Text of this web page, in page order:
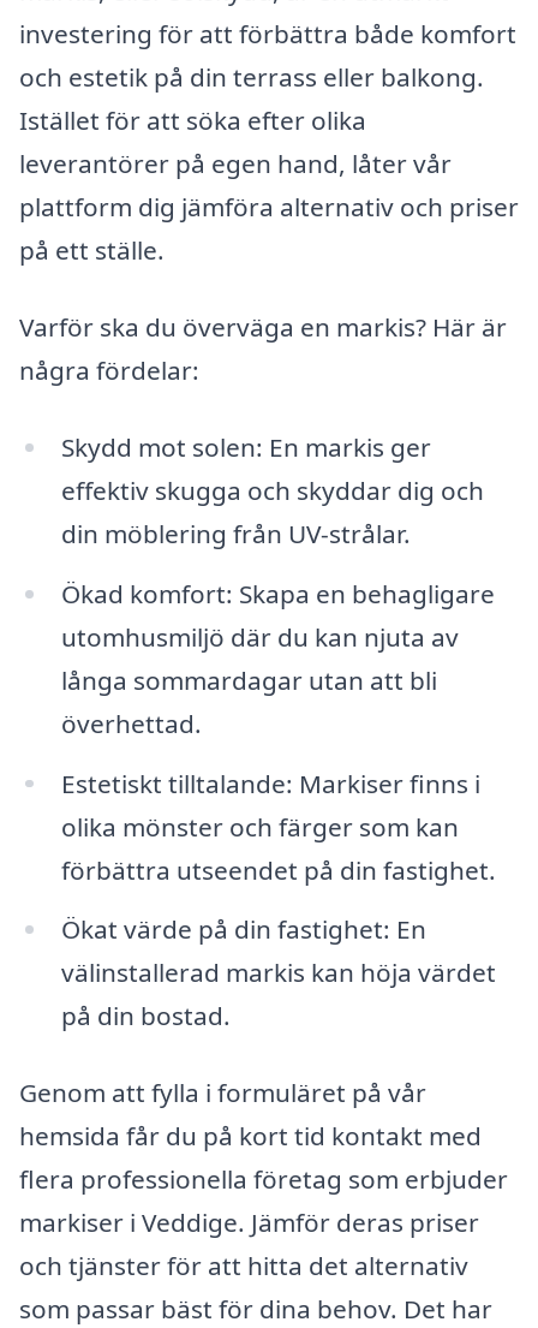
investering för att förbättra både komfort
och estetik på din terrass eller balkong.
Istället för att söka efter olika
leverantörer på egen hand, låter vår
plattform dig jämföra alternativ och priser
på ett ställe.
Varför ska du överväga en markis? Här är
några fördelar:
Skydd mot solen: En markis ger
effektiv skugga och skyddar dig och
din möblering från UV-strålar.
Ökad komfort: Skapa en behagligare
utomhusmiljö där du kan njuta av
långa sommardagar utan att bli
överhettad.
Estetiskt tilltalande: Markiser finns i
olika mönster och färger som kan
förbättra utseendet på din fastighet.
Ökat värde på din fastighet: En
välinstallerad markis kan höja värdet
på din bostad.
Genom att fylla i formuläret på vår
hemsida får du på kort tid kontakt med
flera professionella företag som erbjuder
markiser i Veddige. Jämför deras priser
och tjänster för att hitta det alternativ
som passar bäst för dina behov. Det har